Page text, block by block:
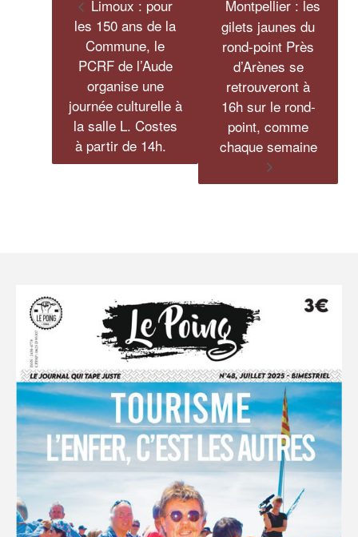
Limoux : pour
les 150 ans de la
Commune, le
PCRF de l’Aude
organise une
journée culturelle à
la salle L. Costes
à partir de 14h.
Montpellier : les
gilets jaunes du
rond-point Près
d’Arènes se
retrouveront à
16h sur le rond-
point, comme
chaque semaine